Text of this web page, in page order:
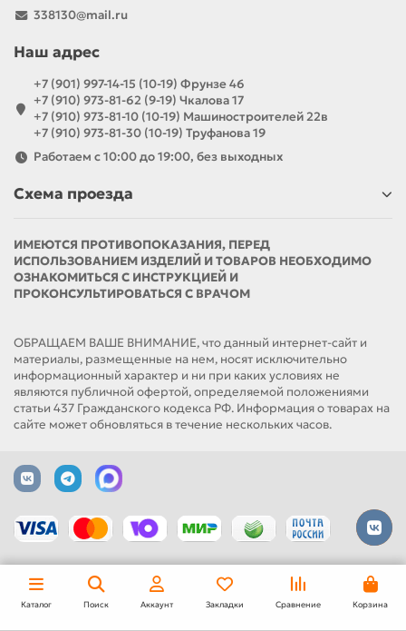
338130@mail.ru
Наш адрес
+7 (901) 997-14-15 (10-19) Фрунзе 46
+7 (910) 973-81-62 (9-19) Чкалова 17
+7 (910) 973-81-10 (10-19) Машиностроителей 22в
+7 (910) 973-81-30 (10-19) Труфанова 19
Работаем с 10:00 до 19:00, без выходных
Схема проезда
ИМЕЮТСЯ ПРОТИВОПОКАЗАНИЯ, ПЕРЕД
ИСПОЛЬЗОВАНИЕМ ИЗДЕЛИЙ И ТОВАРОВ НЕОБХОДИМО
ОЗНАКОМИТЬСЯ С ИНСТРУКЦИЕЙ И
ПРОКОНСУЛЬТИРОВАТЬСЯ С ВРАЧОМ
ОБРАЩАЕМ ВАШЕ ВНИМАНИЕ, что данный интернет-сайт и
материалы, размещенные на нем, носят исключительно
информационный характер и ни при каких условиях не
являются публичной офертой, определяемой положениями
статьи 437 Гражданского кодекса РФ. Информация о товарах на
сайте может обновляться в течение нескольких часов.
Каталог Поиск Аккаунт Закладки Сравнение Корзина